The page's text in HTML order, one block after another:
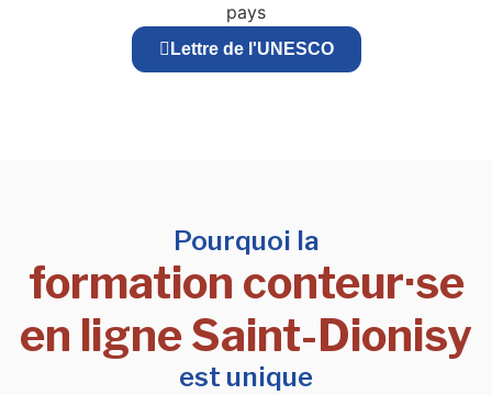
pays
Lettre de l'UNESCO
Pourquoi la
formation conteur·se
en ligne Saint-Dionisy
est unique